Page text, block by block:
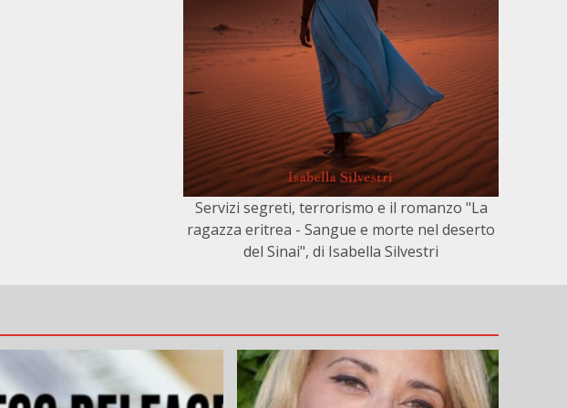
Servizi segreti, terrorismo e il romanzo "La
ragazza eritrea - Sangue e morte nel deserto
del Sinai", di Isabella Silvestri